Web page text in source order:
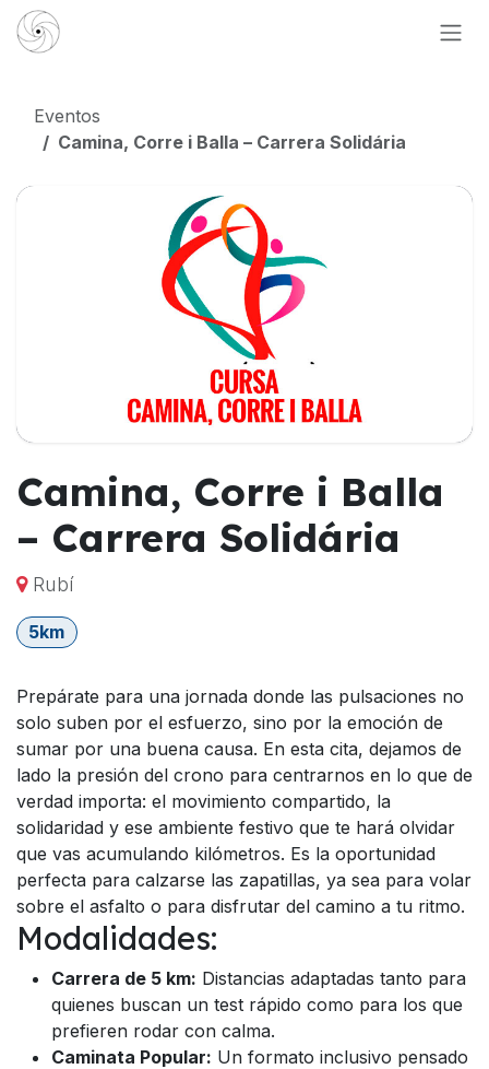
Ir al contenido
Eventos
Camina, Corre i Balla – Carrera Solidária
Camina, Corre i Balla
– Carrera Solidária
Rubí
5km
Prepárate para una jornada donde las pulsaciones no
solo suben por el esfuerzo, sino por la emoción de
sumar por una buena causa. En esta cita, dejamos de
lado la presión del crono para centrarnos en lo que de
verdad importa: el movimiento compartido, la
solidaridad y ese ambiente festivo que te hará olvidar
que vas acumulando kilómetros. Es la oportunidad
perfecta para calzarse las zapatillas, ya sea para volar
sobre el asfalto o para disfrutar del camino a tu ritmo.
Modalidades:
Carrera de 5 km: Distancias adaptadas tanto para
quienes buscan un test rápido como para los que
prefieren rodar con calma.
Caminata Popular: Un formato inclusivo pensado